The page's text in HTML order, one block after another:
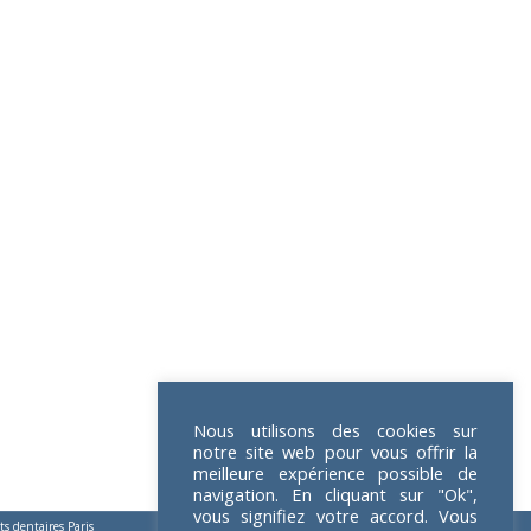
dentaires Paris
Nous utilisons des cookies sur
notre site web pour vous offrir la
meilleure expérience possible de
navigation. En cliquant sur "Ok",
vous signifiez votre accord. Vous